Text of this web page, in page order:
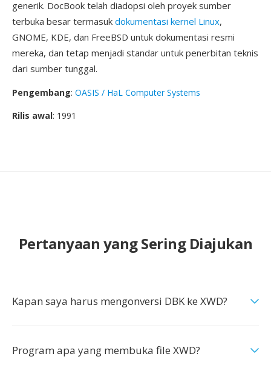
generik. DocBook telah diadopsi oleh proyek sumber
terbuka besar termasuk dokumentasi kernel Linux,
GNOME, KDE, dan FreeBSD untuk dokumentasi resmi
mereka, dan tetap menjadi standar untuk penerbitan teknis
dari sumber tunggal.
Pengembang: OASIS / HaL Computer Systems
Rilis awal: 1991
Pertanyaan yang Sering Diajukan
Kapan saya harus mengonversi DBK ke XWD?
Program apa yang membuka file XWD?